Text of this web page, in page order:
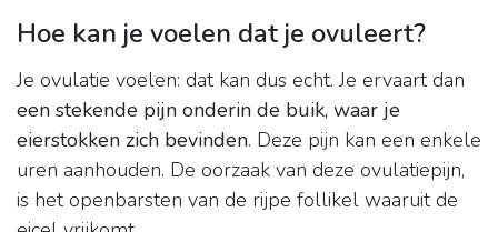
Hoe kan je voelen dat je ovuleert?
Je ovulatie voelen: dat kan dus echt. Je ervaart dan
een stekende pijn onderin de buik, waar je
eierstokken zich bevinden. Deze pijn kan een enkele
uren aanhouden. De oorzaak van deze ovulatiepijn,
is het openbarsten van de rijpe follikel waaruit de